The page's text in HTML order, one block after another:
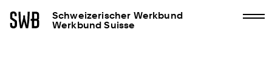
Schweizerischer Werkbund
Werkbund Suisse